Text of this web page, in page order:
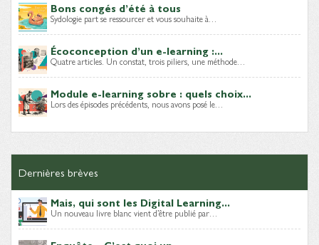
Bons congés d’été à tous
Sydologie part se ressourcer et vous souhaite à…
Écoconception d’un e-learning :...
Quatre articles. Un constat, trois piliers, une méthode…
Module e-learning sobre : quels choix...
Lors des épisodes précédents, nous avons posé le…
Dernières brèves
Mais, qui sont les Digital Learning...
Un nouveau livre blanc vient d’être publié par…